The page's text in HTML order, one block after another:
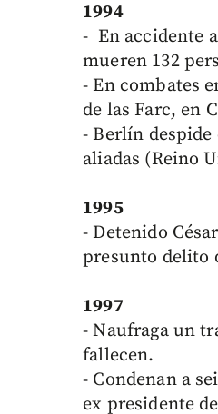
1994
- En accidente
mueren 132
- En combates
de las Farc, en
- Berlín
aliadas (Reino
1995
- Detenido
presunto delito
1997
- Naufraga un
fallecen.
- Condenan a
ex presidente